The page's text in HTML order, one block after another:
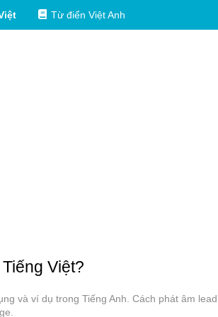
Từ điển Việt Anh
Việt?
và ví dụ trong Tiếng Anh. Cách phát âm